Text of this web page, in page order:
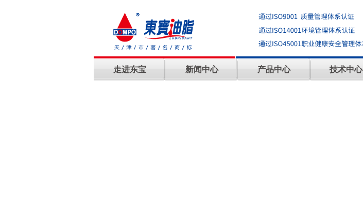
走进东宝 新闻中心 产品中心 技术中心
质量规格：GL-5+
包装规格：1L 4L 18L
>> 钛金甲 高沸点发动机冷却液DB-12
质量规格：
包装规格：1.5KG×10